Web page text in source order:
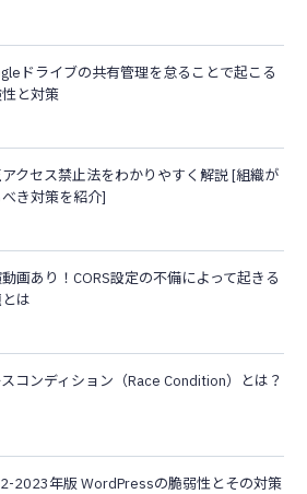
ドライブの共有管理を怠ることで起こる
と対策
クセス禁止法をわかりやすく解説 [組織が
き対策を紹介]
画あり！CORS設定の不備によって起きる
は
スコンディション（Race Condition）とは？
2023年版 WordPressの脆弱性とその対策